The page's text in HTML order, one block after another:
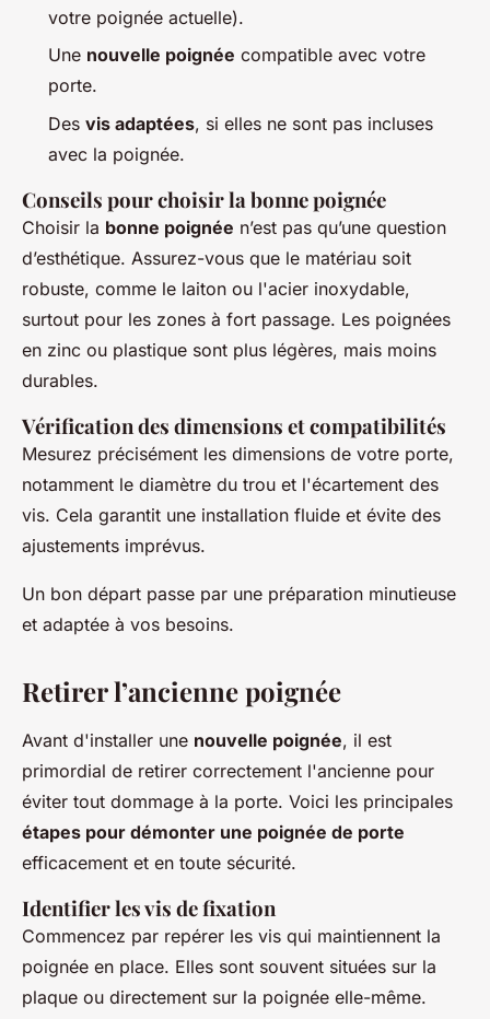
votre poignée actuelle).
Une nouvelle poignée compatible avec votre
porte.
Des vis adaptées, si elles ne sont pas incluses
avec la poignée.
Conseils pour choisir la bonne poignée
Choisir la bonne poignée n’est pas qu’une question
d’esthétique. Assurez-vous que le matériau soit
robuste, comme le laiton ou l'acier inoxydable,
surtout pour les zones à fort passage. Les poignées
en zinc ou plastique sont plus légères, mais moins
durables.
Vérification des dimensions et compatibilités
Mesurez précisément les dimensions de votre porte,
notamment le diamètre du trou et l'écartement des
vis. Cela garantit une installation fluide et évite des
ajustements imprévus.
Un bon départ passe par une préparation minutieuse
et adaptée à vos besoins.
Retirer l’ancienne poignée
Avant d'installer une nouvelle poignée, il est
primordial de retirer correctement l'ancienne pour
éviter tout dommage à la porte. Voici les principales
étapes pour démonter une poignée de porte
efficacement et en toute sécurité.
Identifier les vis de fixation
Commencez par repérer les vis qui maintiennent la
poignée en place. Elles sont souvent situées sur la
plaque ou directement sur la poignée elle-même.